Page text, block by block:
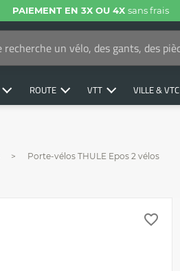
PAIEMENT EN 3X OU 4Xsans frais
ROUTE VTT VILLE & VTC
Porte-vélos THULE Epos 2 vélos
favorite_border